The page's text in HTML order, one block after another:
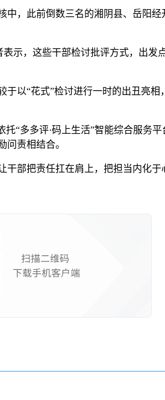
此前倒数三名的湘阴县、岳阳经
表示，这些干部检讨批评方式，出发
“花式”检讨进行一时的出丑亮相
多评·码上生活”智能综合服务平
责相结合。
部把责任扛在肩上，把担当内化于